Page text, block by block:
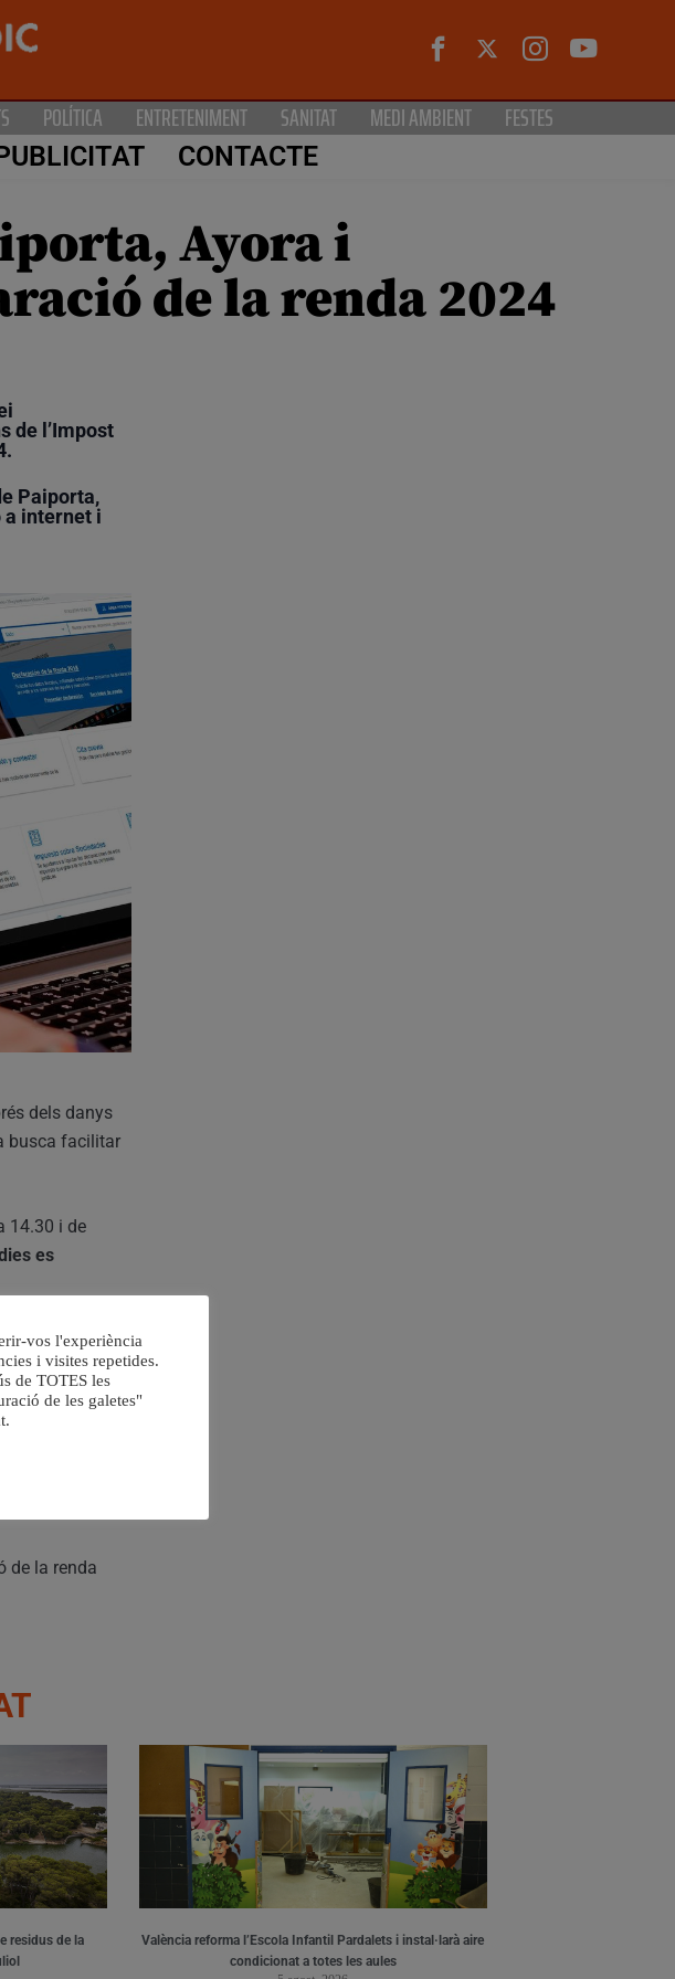
POLÍTICA ENTRETENIMENT SANITAT MEDI AMBIENT FESTES
CONTACTE
Ayora i
de la renda 2024
de l’Impost
Paiporta,
a internet i
dels danys
busca facilitar
14.30 i de
es
condicions
en el
de la renda
residus de la
València reforma l’Escola Infantil Pardalets i instal·larà aire
condicionat a totes les aules
vos l'experiència
i visites repetides.
de TOTES les
de les galetes"